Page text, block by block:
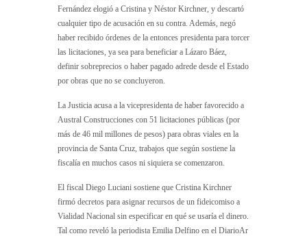
Fernández elogió a Cristina y Néstor Kirchner, y descartó
cualquier tipo de acusación en su contra. Además, negó
haber recibido órdenes de la entonces presidenta para torcer
las licitaciones, ya sea para beneficiar a Lázaro Báez,
definir sobreprecios o haber pagado adrede desde el Estado
por obras que no se concluyeron.
La Justicia acusa a la vicepresidenta de haber favorecido a
Austral Construcciones con 51 licitaciones públicas (por
más de 46 mil millones de pesos) para obras viales en la
provincia de Santa Cruz, trabajos que según sostiene la
fiscalía en muchos casos ni siquiera se comenzaron.
El fiscal Diego Luciani sostiene que Cristina Kirchner
firmó decretos para asignar recursos de un fideicomiso a
Vialidad Nacional sin especificar en qué se usaría el dinero.
Tal como reveló la periodista Emilia Delfino en el DiarioAr